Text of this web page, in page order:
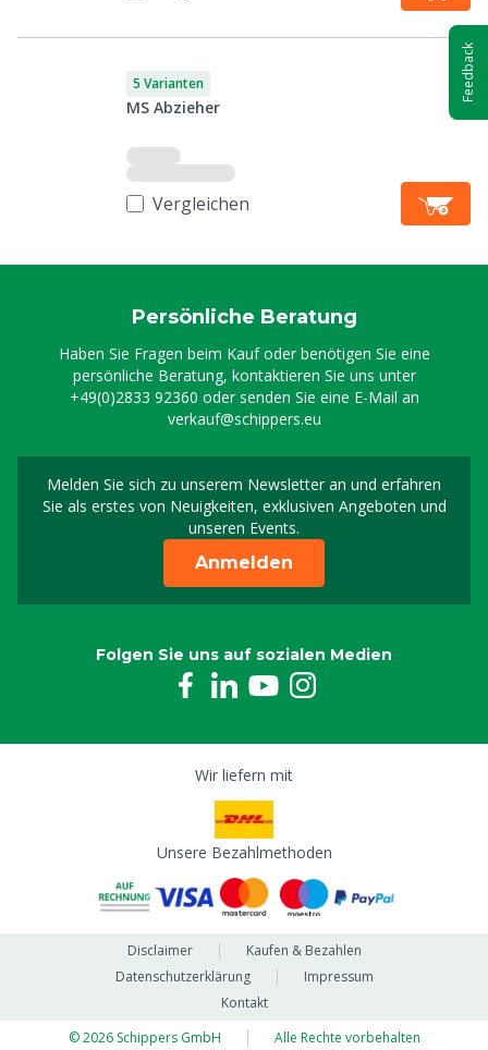
5 Varianten
MS Abzieher
Vergleichen
Persönliche Beratung
Haben Sie Fragen beim Kauf oder benötigen Sie eine
persönliche Beratung, kontaktieren Sie uns unter
+49(0)2833 92360 oder senden Sie eine E-Mail an
verkauf@schippers.eu
Melden Sie sich zu unserem Newsletter an und erfahren
Sie als erstes von Neuigkeiten, exklusiven Angeboten und
unseren Events.
Melden Sie sich für
Anmelden
Folgen Sie uns auf sozialen Medien
Wir liefern mit
Unsere Bezahlmethoden
Disclaimer
Kaufen & Bezahlen
Datenschutzerklärung
Impressum
Kontakt
© 2026 Schippers GmbH
Alle Rechte vorbehalten
Feedback